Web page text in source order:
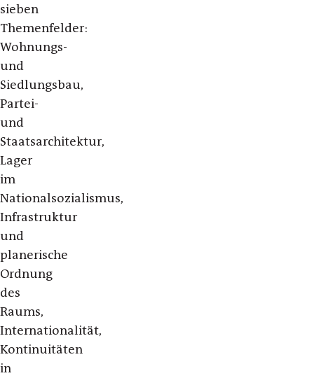
sieben
Themenfelder:
Wohnungs-
und
Siedlungsbau,
Partei-
und
Staatsarchitektur,
Lager
im
Nationalsozialismus,
Infrastruktur
und
planerische
Ordnung
des
Raums,
Internationalität,
Kontinuitäten
in